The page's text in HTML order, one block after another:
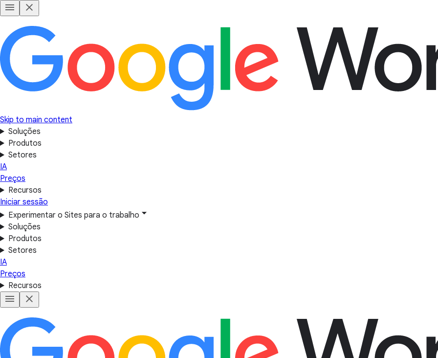
Skip to main content
Soluções
Produtos
Setores
IA
Preços
Recursos
Iniciar sessão
Experimentar o Sites para o trabalho
Soluções
Produtos
Setores
IA
Preços
Recursos